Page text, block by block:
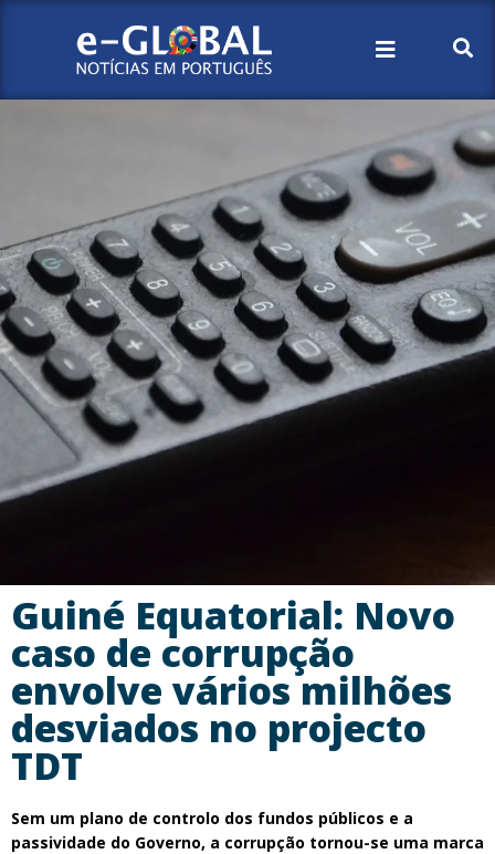
Guiné Equatorial: Novo
caso de corrupção
envolve vários milhões
desviados no projecto
TDT
Sem um plano de controlo dos fundos públicos e a
passividade do Governo, a corrupção tornou-se uma marca